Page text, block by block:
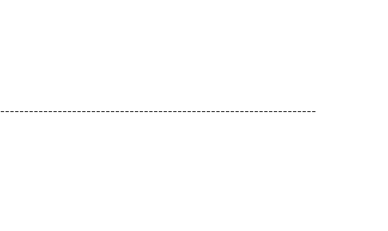
------------------------------------------------------------------